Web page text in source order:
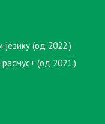
језику (од 2022.)
(од 2021.)